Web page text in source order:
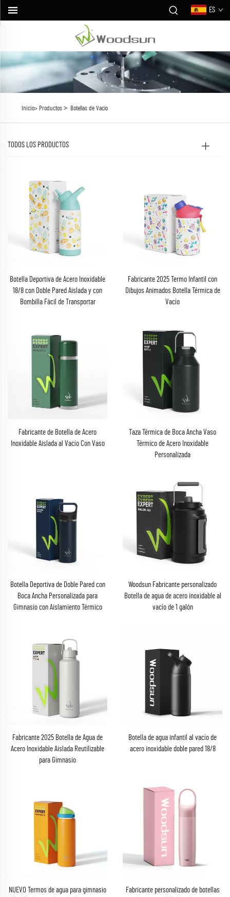
ES
Inicio> Productos> Botellas de Vacío
TODOS LOS PRODUCTOS
Botella Deportiva de Acero Inoxidable
18/8 con Doble Pared Aislada y con
Bombilla Fácil de Transportar
Fabricante 2025 Termo Infantil con
Dibujos Animados Botella Térmica de
Vacío
Fabricante de Botella de Acero
Inoxidable Aislada al Vacío Con Vaso
Taza Térmica de Boca Ancha Vaso
Térmico de Acero Inoxidable
Personalizada
Botella Deportiva de Doble Pared con
Boca Ancha Personalizada para
Gimnasio con Aislamiento Térmico
Woodsun Fabricante personalizado
Botella de agua de acero inoxidable al
vacío de 1 galón
Fabricante 2025 Botella de Agua de
Acero Inoxidable Aislada Reutilizable
para Gimnasio
Botella de agua infantil al vacío de
acero inoxidable doble pared 18/8
NUEVO Termos de agua para gimnasio
Fabricante personalizado de botellas